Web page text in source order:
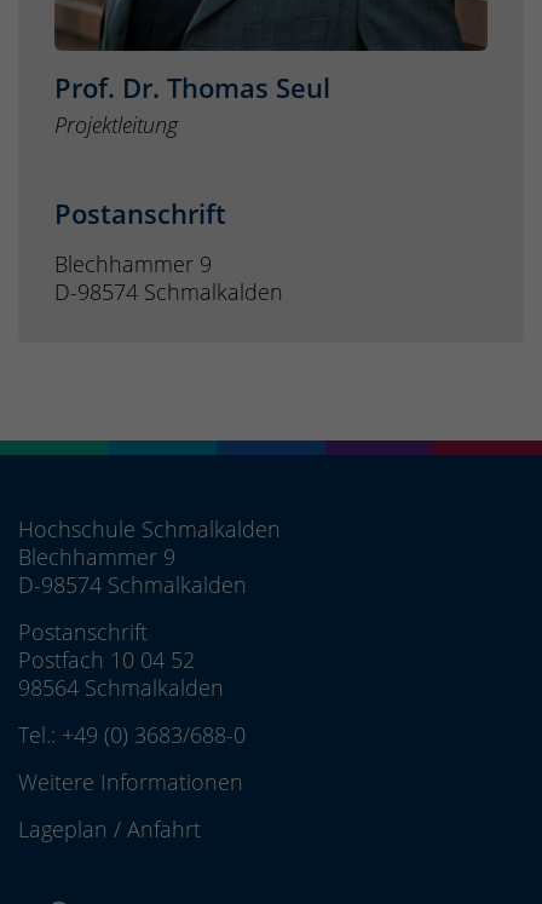
Prof. Dr. Thomas Seul
Projektleitung
Postanschrift
Blechhammer 9
D-98574 Schmalkalden
Hochschule Schmalkalden
Blechhammer 9
D-98574 Schmalkalden
Postanschrift
Postfach 10 04 52
98564 Schmalkalden
Tel.: +49 (0) 3683/688-0
Weitere Informationen
Lageplan / Anfahrt